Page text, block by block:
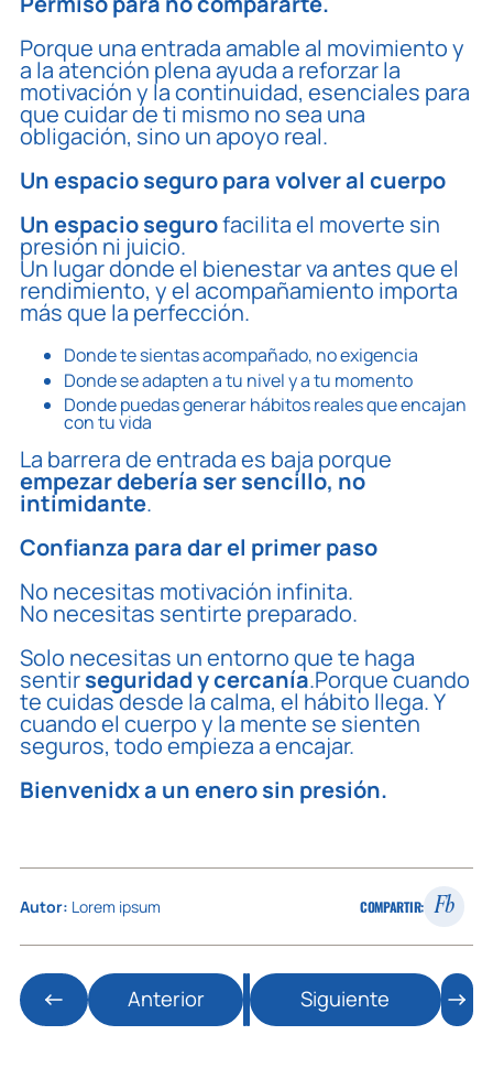
Porque una entrada amable al movimiento y
a la atención plena ayuda a reforzar la
motivación y la continuidad, esenciales para
que cuidar de ti mismo no sea una
obligación, sino un apoyo real.
Un espacio seguro para volver al cuerpo
Un espacio segurofacilita el moverte sin
presión ni juicio.
Un lugar donde el bienestar va antes que el
rendimiento, y el acompañamiento importa
más que la perfección.
Donde te sientas acompañado, no exigencia
Donde se adapten a tu nivel y a tu momento
Donde puedas generar hábitos reales que encajan
con tu vida
La barrera de entrada es baja porque
empezar debería ser sencillo, no
intimidante.
Confianza para dar el primer paso
No necesitas motivación infinita.
No necesitas sentirte preparado.
Solo necesitas un entorno que te haga
sentirseguridad y cercanía.Porque cuando
te cuidas desde la calma, el hábito llega. Y
cuando el cuerpo y la mente se sienten
seguros, todo empieza a encajar.
Bienvenidx a un enero sin presión.
Autor: Lorem ipsum COMPARTIR: Fb
Anterior Siguiente